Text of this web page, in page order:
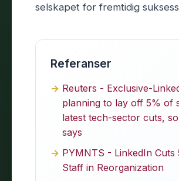
selskapet for fremtidig
Referanser
Reuters - Exclusive-
planning to lay off 5% of
latest tech-sector cuts,
says
PYMNTS - LinkedIn Cuts
Staff in Reorganization